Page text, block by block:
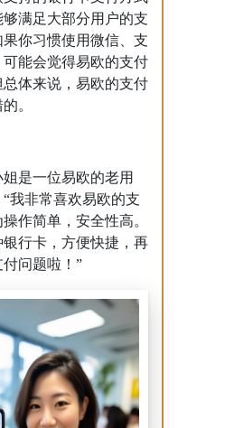
满足大部分用户的支
你习惯使用微信、支
能会觉得易欧的支付
体来说，易欧的支付
。
姐是一位易欧的老用
我非常喜欢易欧的支
作简单，安全性高。
行卡，方便快捷，再
问题啦！”